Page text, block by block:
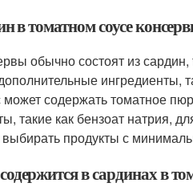
в томатном соусе
обычно состоят из
ингредиенты,
содержать томатное
такие как бензоат натрия,
выбирать продукты с
в сардинах в